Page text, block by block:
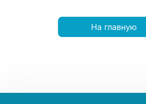
На главную